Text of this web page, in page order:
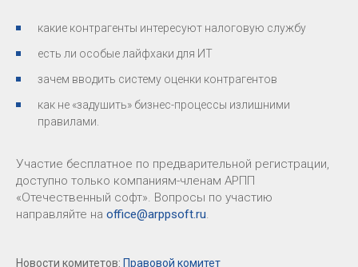
какие контрагенты интересуют налоговую службу
есть ли особые лайфхаки для ИТ
зачем вводить систему оценки контрагентов
как не «задушить» бизнес-процессы излишними
правилами.
Участие бесплатное по предварительной регистрации,
доступно только компаниям-членам АРПП
«Отечественный софт». Вопросы по участию
направляйте на office@arppsoft.ru.
Новости комитетов: Правовой комитет